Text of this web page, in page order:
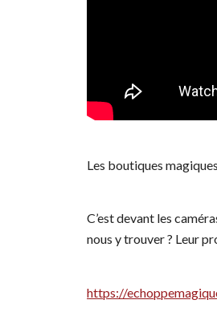
Les boutiques
C’est devant les
nous y trouver ? Leur
https://